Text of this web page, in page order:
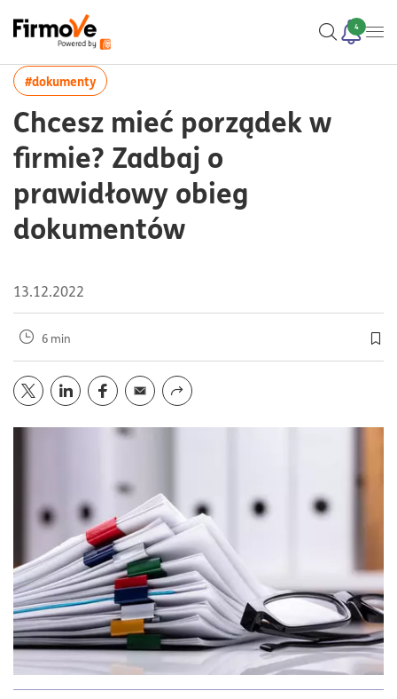
4
#dokumentywięcej artykułów z tagiem:#dokumenty
Chcesz mieć porządek w
firmie? Zadbaj o
prawidłowy obieg
dokumentów
13.12.2022
Opublikuj artykuł na portalutwitter
Opublikuj artykuł na portalu
Opublikuj artykuł na portalu
Wyślij przez
Udostępnij z funkcją systemu
6 min